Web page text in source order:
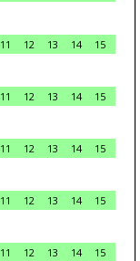
11 12 13 14
15
11 12 13 14
15
11 12 13 14
15
11 12 13 14
15
11 12 13 14 15